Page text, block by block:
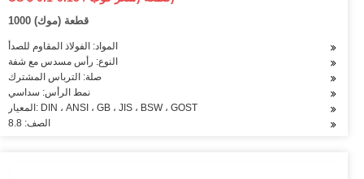
1000 قطعة (موك)
المواد: الفولاذ المقاوم للصدأ
النوع: رأس مسدس مع شفة
صلة: الترباس المشترك
نمط الرأس: سداسي
المعيار: DIN ، ANSI ، GB ، JIS ، BSW ، GOST
الصف: 8.8